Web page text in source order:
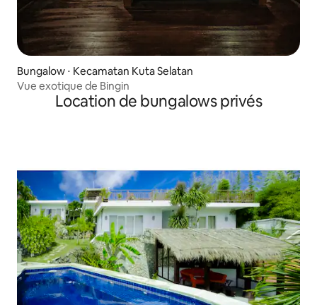
Bungalow ⋅ Kecamatan Kuta Selatan
Vue exotique de Bingin
Location de bungalows privés